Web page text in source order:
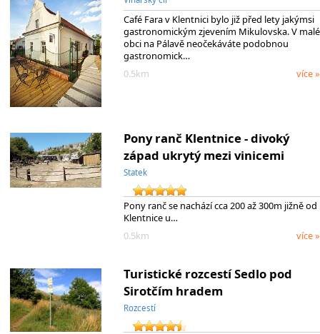
Café Fara v Klentnici bylo již před lety jakýmsi
gastronomickým zjevením Mikulovska. V malé
obci na Pálavě neočekáváte podobnou
gastronomick…
0.5km
více »
Pony ranč Klentnice - divoký
západ ukrytý mezi vinicemi
Statek
Pony ranč se nachází cca 200 až 300m jižně od
Klentnice u…
0.5km
více »
Turistické rozcestí Sedlo pod
Sirotčím hradem
Rozcestí